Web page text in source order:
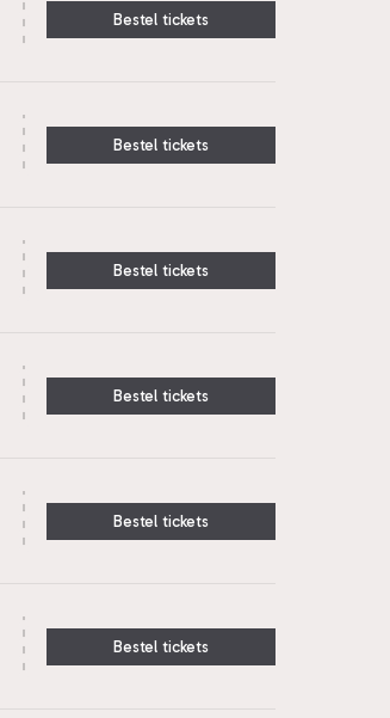
Bestel tickets
Bestel tickets
Bestel tickets
Bestel tickets
Bestel tickets
Bestel tickets